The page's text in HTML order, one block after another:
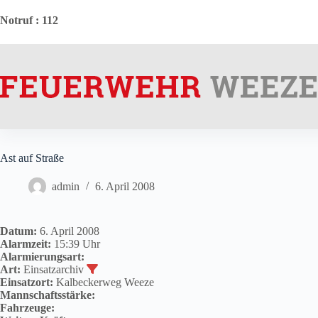
Inhalt
Notruf: 112
Ast auf Straße
admin 6. April 2008
Datum: 6. April 2008
Alarmzeit: 15:39 Uhr
Alarmierungsart:
Art: Einsatzarchiv
Einsatzort: Kalbeckerweg Weeze
Mannschaftsstärke:
Fahrzeuge: